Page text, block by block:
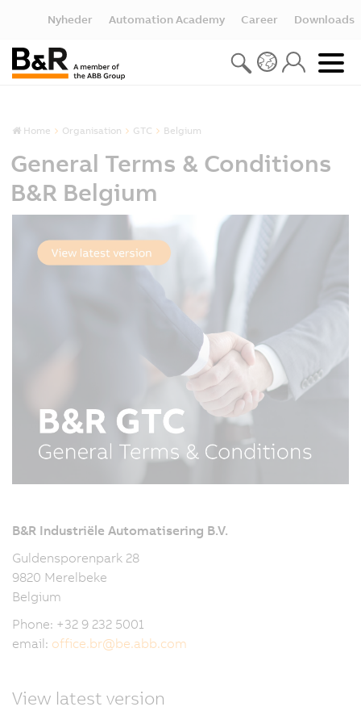
Nyheder Automation Academy Career Downloads
Home Organisation GTC Belgium
General Terms & Conditions
B&R Belgium
B&R Industriële Automatisering B.V.
Guldensporenpark 28
9820 Merelbeke
Belgium
Phone: +32 9 232 5001
email: office.br@be.abb.com
View latest version